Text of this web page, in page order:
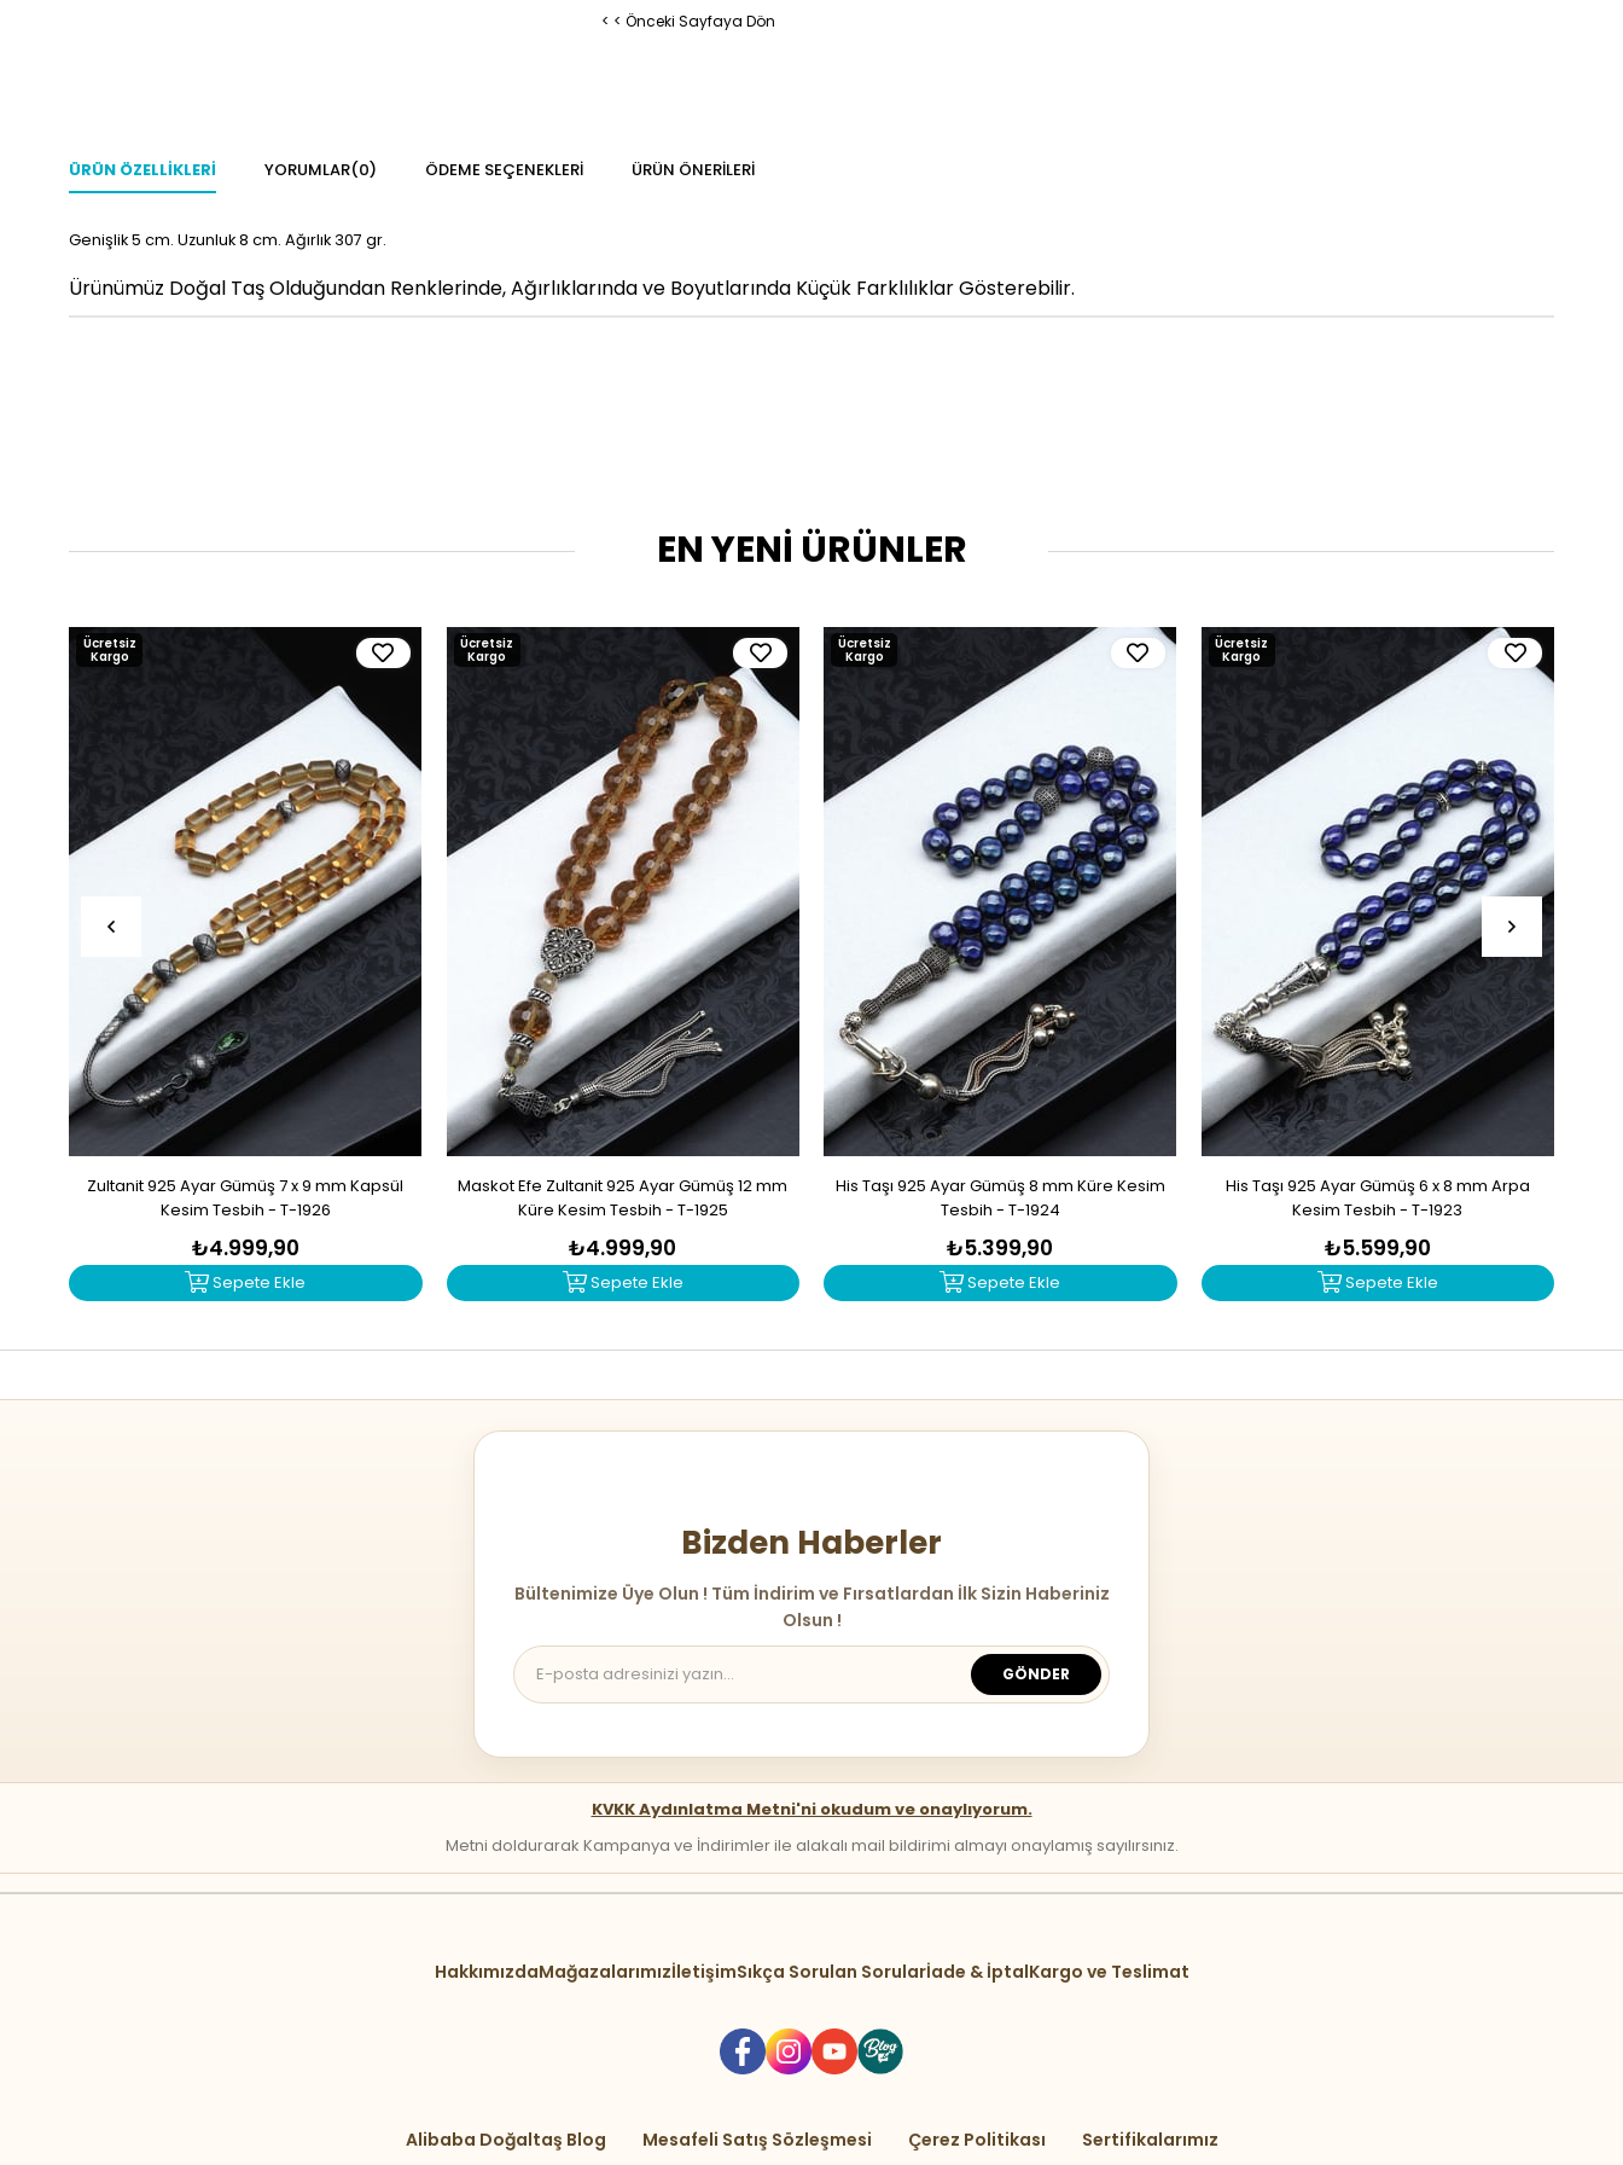
< < Önceki Sayfaya Dön
ÜRÜN ÖZELLIKLERI YORUMLAR(0) ÖDEME SEÇENEKLERI ÜRÜN ÖNERILERI
Genişlik 5 cm. Uzunluk 8 cm. Ağırlık 307 gr.
Ürünümüz Doğal Taş Olduğundan Renklerinde, Ağırlıklarında ve Boyutlarında Küçük Farklılıklar Gösterebilir.
EN YENİ ÜRÜNLER
Zultanit 925 Ayar Gümüş 7 x 9 mm Kapsül
Kesim Tesbih - T-1926
₺4.999,90
Sepete Ekle
Ücretsiz
Kargo
Maskot Efe Zultanit 925 Ayar Gümüş 12 mm
Küre Kesim Tesbih - T-1925
₺4.999,90
Sepete Ekle
Ücretsiz
Kargo
His Taşı 925 Ayar Gümüş 8 mm Küre Kesim
Tesbih - T-1924
₺5.399,90
Sepete Ekle
Ücretsiz
Kargo
His Taşı 925 Ayar Gümüş 6 x 8 mm Arpa
Kesim Tesbih - T-1923
₺5.599,90
Sepete Ekle
Ücretsiz
Kargo
Bizden Haberler
Bültenimize Üye Olun ! Tüm İndirim ve Fırsatlardan İlk Sizin Haberiniz
Olsun !
GÖNDER
KVKK Aydınlatma Metni'ni okudum ve onaylıyorum.
Metni doldurarak Kampanya ve İndirimler ile alakalı mail bildirimi almayı onaylamış sayılırsınız.
HakkımızdaMağazalarımızİletişimSıkça Sorulan Sorularİade & İptalKargo ve Teslimat
Alibaba Doğaltaş Blog Mesafeli Satış Sözleşmesi Çerez Politikası Sertifikalarımız